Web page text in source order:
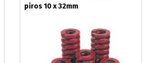
piros 10 x 32mm